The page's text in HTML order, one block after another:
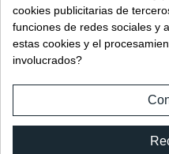
PERFIL AR
cookies publicitarias de
funciones de redes sociales y
estas cookies y el
involucrados?